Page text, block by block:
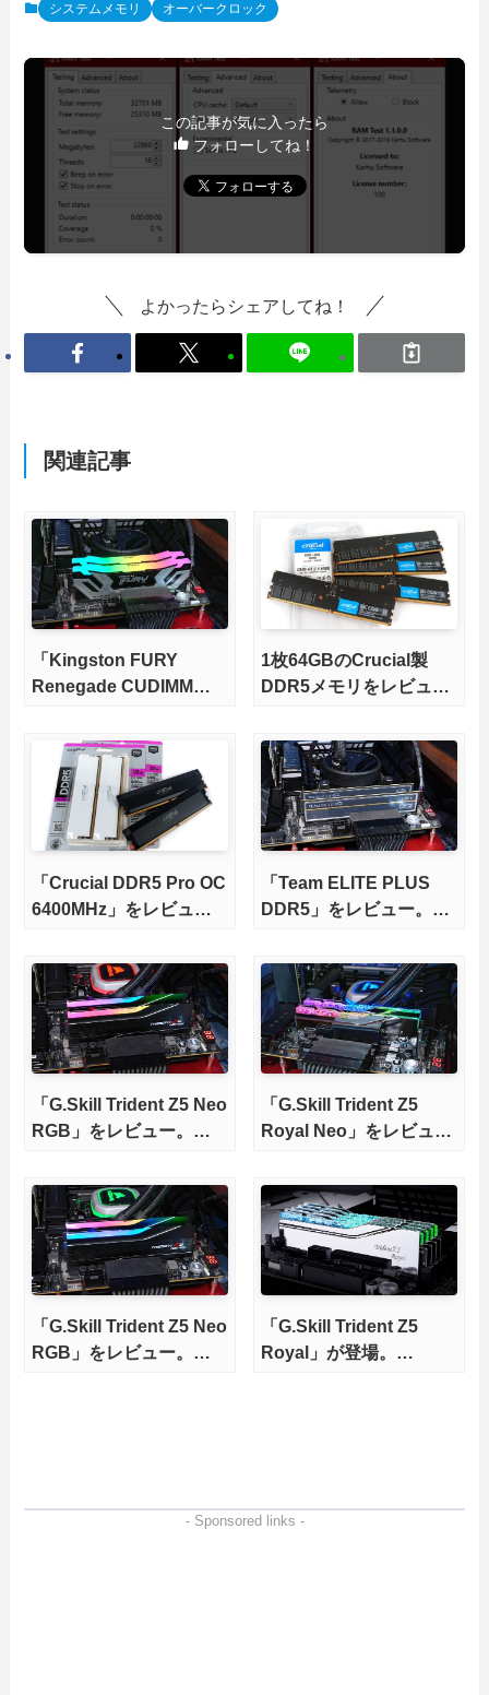
システムメモリ オーバークロック
この記事が気に入ったら
フォローしてね！
よかったらシェアしてね！
関連記事
「Kingston FURY
Renegade CUDIMM
ー。8400MT/sのメモリ
OCは常用レベルで安定
するのか徹底検証
1枚64GBのCrucial製
DDR5メモリをレビュ
可能に！
「Crucial DDR5 Pro OC
6400MHz」をレビュ
CoreUltra200に最適な
高信頼、高コスパなOC
メモリを徹底検証
「Team ELITE PLUS
DDR5」をレビュー。定
UDIMMメモリをCore
Ultra 200S環境で試す
「G.Skill Trident Z5 Neo
RGB」をレビュー。
9800X3Dで徹底検証
「G.Skill Trident Z5
Royal Neo」をレビュ
9800X3Dで徹底検証
「G.Skill Trident Z5 Neo
RGB」をレビュー。
「G.Skill Trident Z5
Royal」が登場。
- Sponsored links -